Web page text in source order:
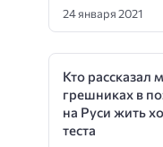
24 января 2021
Кто рассказал
грешниках в
на Руси жить
теста